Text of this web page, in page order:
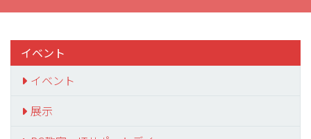
イベント
イベント
展示